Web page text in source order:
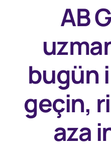
AB
bugün
geçin,
aza